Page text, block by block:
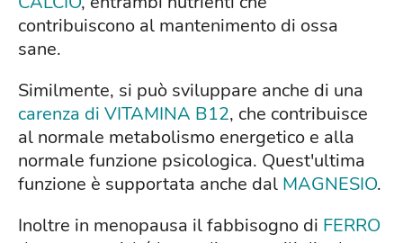
contribuiscono al mantenimento di ossa
sane.
Similmente, si può sviluppare anche di una
carenza di VITAMINA B12, che contribuisce
al normale metabolismo energetico e alla
normale funzione psicologica. Quest'ultima
funzione è supportata anche dal MAGNESIO.
Inoltre in menopausa il fabbisogno di FERRO